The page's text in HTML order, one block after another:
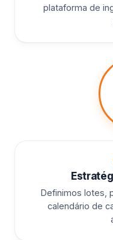
plataforma de
Definimos lotes,
calendário de